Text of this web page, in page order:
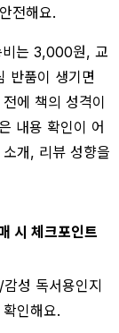
전해요.
비는 3,000원, 교
반품이 생기면
에 책의 성격이
내용 확인이 어
개, 리뷰 성향을
시 체크포인트
감성 독서용인지
인해요.